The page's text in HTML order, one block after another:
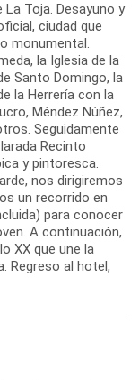
Toja. Desayuno y
ciudad que
monumental.
la Iglesia de la
Santo Domingo, la
la Herrería con la
Méndez Núñez,
Seguidamente
Recinto
y pintoresca.
nos dirigiremos
un recorrido en
para conocer
A continuación,
XX que une la
Regreso al hotel,